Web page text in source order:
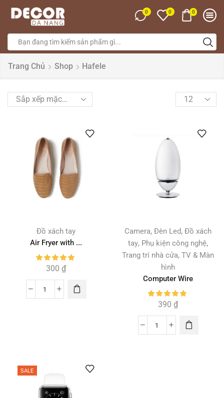
0 0 0
Trang Chủ Shop Hafele
Đồ xách tay
Air Fryer with ...
300 ₫
Camera, Đèn Led, Đồ xách
tay, Phụ kiện công nghệ,
Trang trí nhà cửa, TV & Màn
hình
Computer Wire
390 ₫
SALE